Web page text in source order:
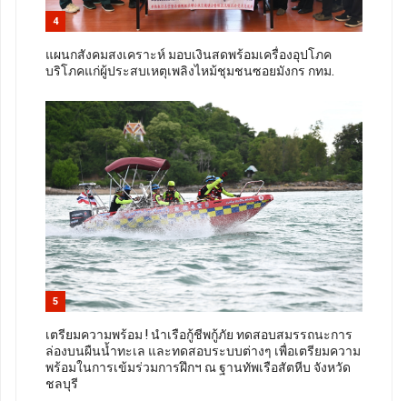
4
แผนกสังคมสงเคราะห์ มอบเงินสดพร้อมเครื่องอุปโภค
บริโภคแก่ผู้ประสบเหตุเพลิงไหม้ชุมชนซอยมังกร กทม.
5
เตรียมความพร้อม ! นำเรือกู้ชีพกู้ภัย ทดสอบสมรรถนะการ
ล่องบนผืนน้ำทะเล และทดสอบระบบต่างๆ เพื่อเตรียมความ
พร้อมในการเข้มร่วมการฝึกฯ ณ ฐานทัพเรือสัตหีบ จังหวัด
ชลบุรี